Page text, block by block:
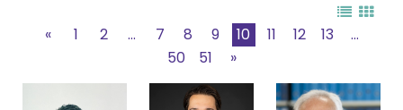
« 1 2 ... 7 8 9 10 11 12 13
...
50
51 »